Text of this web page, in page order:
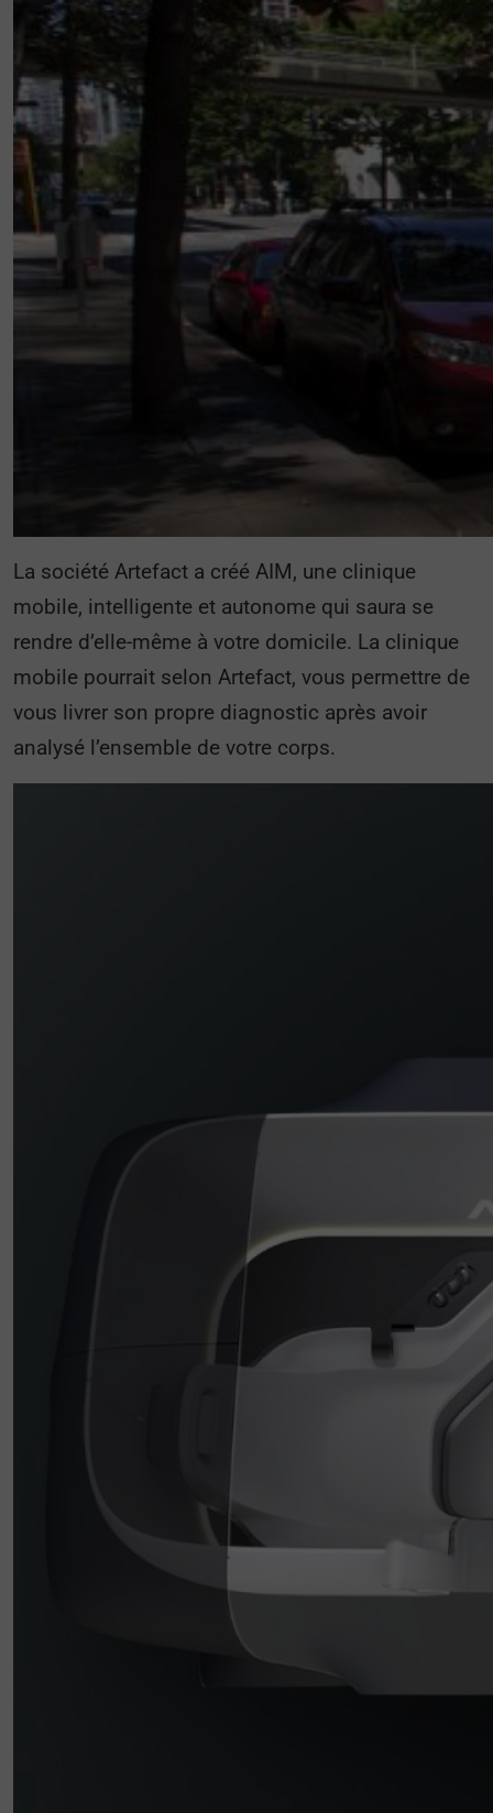
La société Artefact a créé AIM, une clinique
mobile, intelligente et autonome qui saura se
rendre d’elle-même à votre domicile. La clinique
mobile pourrait selon Artefact, vous permettre de
vous livrer son propre diagnostic après avoir
analysé l’ensemble de votre corps.